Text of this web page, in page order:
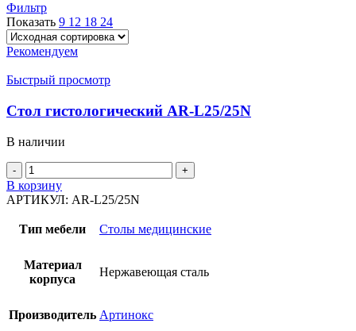
Фильтр
Показать 9 12 18 24
Рекомендуем
Быстрый просмотр
Стол гистологический AR-L25/25N
В наличии
Количество
товара
Стол
AR-
В корзину
АРТИКУЛ: AR-L25/25N
Тип мебели Столы медицинские
Материал
корпуса
Нержавеющая сталь
Производитель Артинокс